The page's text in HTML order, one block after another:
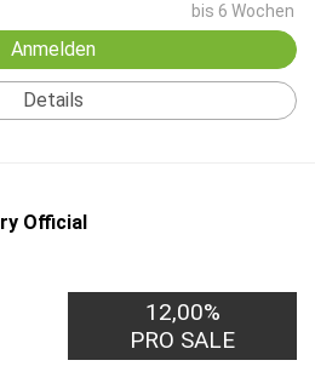
bis 6 Wochen
Anmelden
Details
Official
12,00%
PRO SALE